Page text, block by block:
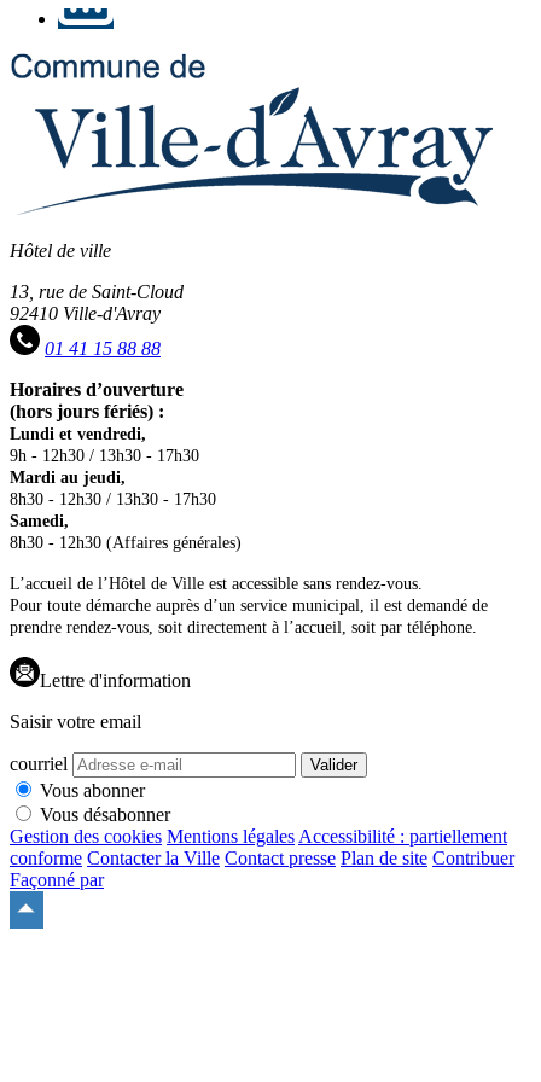
Hôtel de ville
13, rue de Saint-Cloud
92410 Ville-d'Avray
01 41 15 88 88
Horaires d’ouverture
(hors jours fériés) :
Lundi et vendredi,
9h - 12h30 / 13h30 - 17h30
Mardi au jeudi,
8h30 - 12h30 / 13h30 - 17h30
Samedi,
8h30 - 12h30 (Affaires générales)
L’accueil de l’Hôtel de Ville est accessible sans rendez-vous.
Pour toute démarche auprès d’un service municipal, il est demandé de
prendre rendez-vous, soit directement à l’accueil, soit par téléphone.
Lettre d'information
Saisir votre email
courriel Valider
Vous abonner
Vous désabonner
Gestion des cookies Mentions légales Accessibilité : partiellement
conforme Contacter la Ville Contact presse Plan de site Contribuer
Façonné par